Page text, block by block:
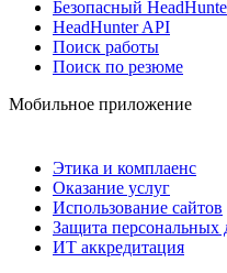
Безопасный
HeadHunter API
Поиск работы
Поиск по резюме
Мобильное приложение
Этика и комплаенс
Оказание услуг
Использование сайтов
Защита персональных
ИТ аккредитация